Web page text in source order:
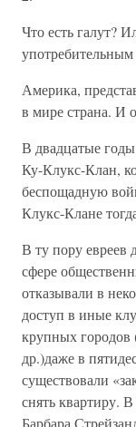
Что есть галут?
Америка,
в мире страна. И
В двадцатые
Ку-Клукс-Клан,
беспощадную
Клукс-Клане
В ту пору евреев
сфере
отказывали в
доступ в иные
крупных
др.)даже в
существовали
снять квартиру.
Барбара